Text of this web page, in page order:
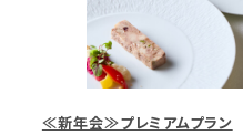
≪新年会≫プレミアムプラン